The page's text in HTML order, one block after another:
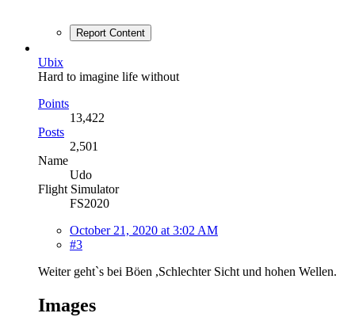
Report Content
Ubix
Hard to imagine life without
Points
13,422
Posts
2,501
Name
Udo
Flight Simulator
FS2020
October 21, 2020 at 3:02 AM
#3
Weiter geht`s bei Böen ,Schlechter Sicht und hohen Wellen.
Images